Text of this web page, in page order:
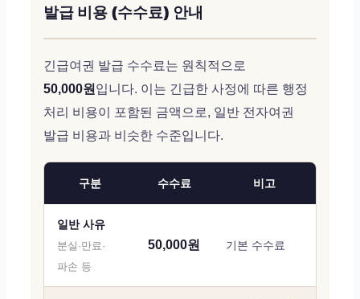
발급 비용 (수수료) 안내
긴급여권 발급 수수료는 원칙적으로
50,000원 입니다. 이는 긴급한 사정에 따른 행정
처리 비용이 포함된 금액으로, 일반 전자여권
발급 비용과 비슷한 수준입니다.
구분 수수료 비고
일반 사유
분실·만료·
파손 등
50,000원 기본 수수료